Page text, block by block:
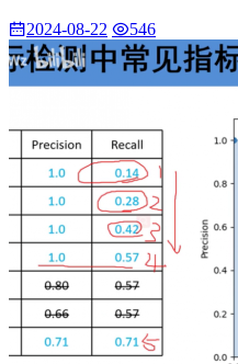
2024-08-22 546